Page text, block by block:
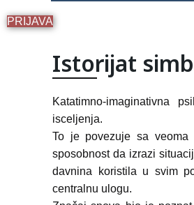
PRIJAVA
Istorijat
Katatimno-imaginativna
isceljenja.
To je povezuje sa veoma
sposobnost da izrazi
davnina koristila u svim
centralnu ulogu.